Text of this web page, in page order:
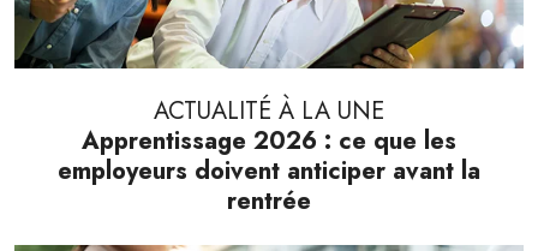
ACTUALITÉ À LA UNE
Apprentissage 2026 : ce que les
employeurs doivent anticiper avant la
rentrée